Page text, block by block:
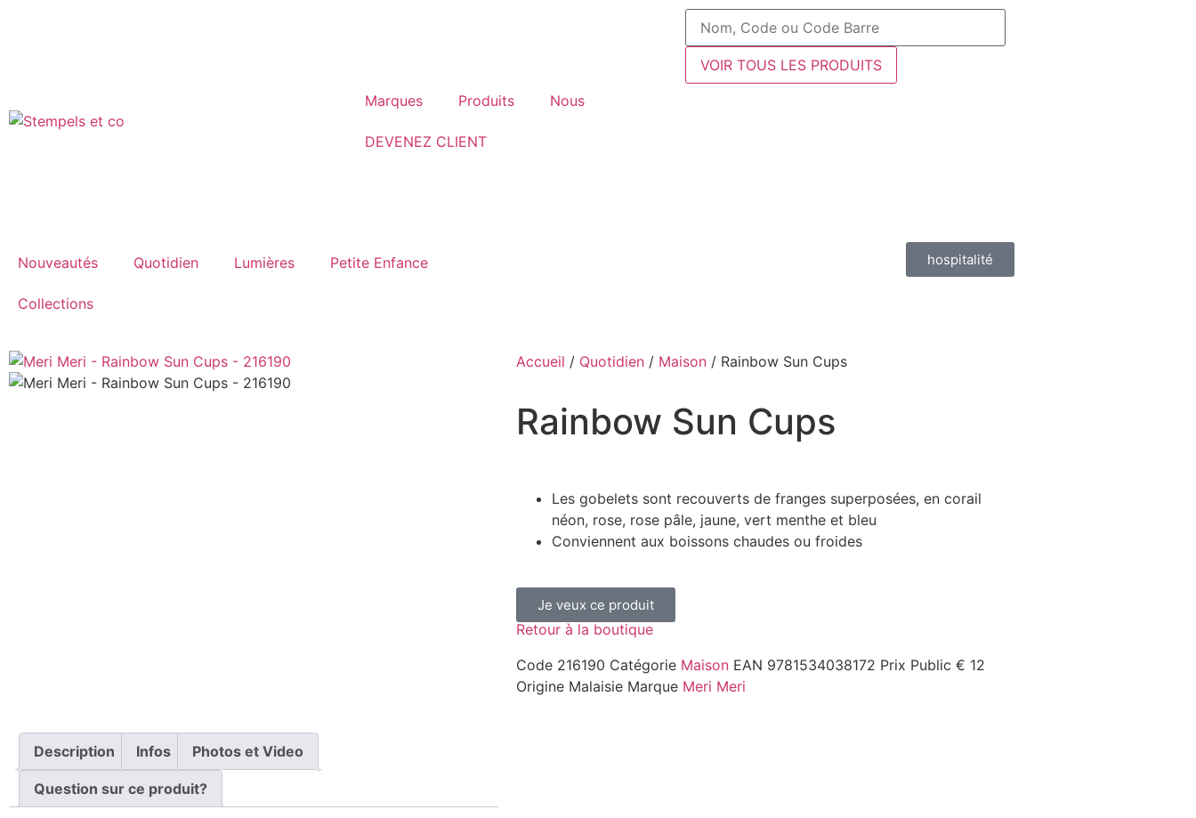
Marques Produits Nous
DEVENEZ CLIENT
VOIR TOUS LES PRODUITS
Nouveautés Quotidien Lumières Petite Enfance
Collections
hospitalité
Accueil / Quotidien / Maison / Rainbow Sun Cups
Rainbow Sun Cups
Les gobelets sont recouverts de franges superposées, en corail
néon, rose, rose pâle, jaune, vert menthe et bleu
Conviennent aux boissons chaudes ou froides
Je veux ce produit
Retour à la boutique
Code 216190 Catégorie Maison EAN 9781534038172 Prix Public € 12
Origine Malaisie Marque Meri Meri
Description Infos Photos et Video
Question sur ce produit?